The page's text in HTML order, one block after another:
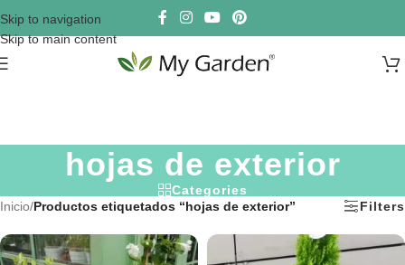
Skip to navigation
Skip to main content
hojas de exterior
Categories
Inicio/Productos etiquetados “hojas de exterior” Filters